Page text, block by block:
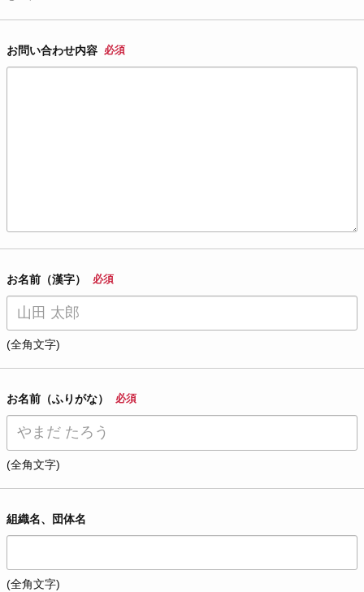
お問い合わせ内容 必須
お名前（漢字） 必須
(全角文字)
お名前（ふりがな） 必須
(全角文字)
組織名、団体名
(全角文字)